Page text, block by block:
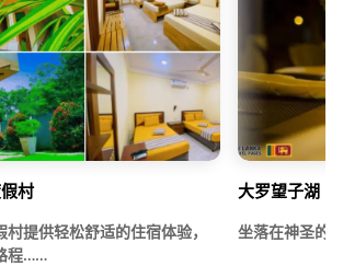
村
提供轻松舒适的住宿体验，
程……
大罗望子湖
坐落在神圣的